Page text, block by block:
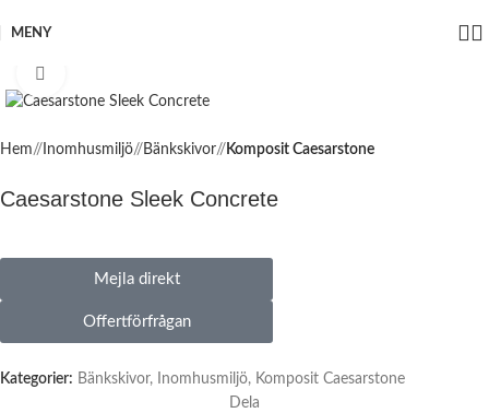
MENY
Hem/ Inomhusmiljö/ Bänkskivor/ Komposit Caesarstone
Caesarstone Sleek Concrete
Mejla direkt
Offertförfrågan
Kategorier: Bänkskivor, Inomhusmiljö, Komposit Caesarstone
Dela